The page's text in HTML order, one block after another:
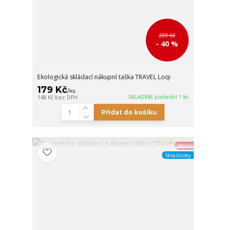
299 Kč
- 40 %
Ekologická skládací nákupní taška TRAVEL Loqi
179 Kč/ks
148 Kč bez DPH SKLADEM poslední 1 ks
Přidat do košíku
Akce
Skladovky